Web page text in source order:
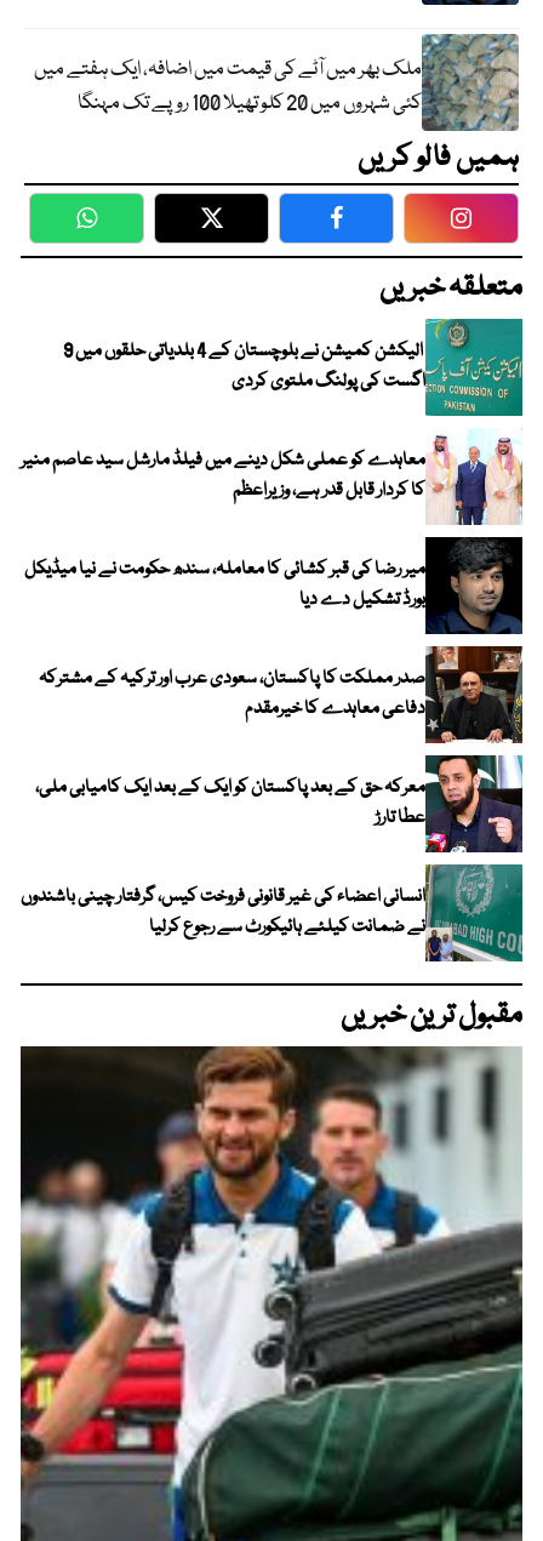
ملک بھر میں آٹے کی قیمت میں اضافہ، ایک ہفتے میں
کئی شہروں میں 20 کلو تھیلا 100 روپے تک مہنگا
ہمیں فالو کریں
WhatsApp Twitter Facebook
متعلقہ خبریں
الیکشن کمیشن نے بلوچستان کے 4 بلدیاتی حلقوں میں 9
اگست کی پولنگ ملتوی کردی
معاہدے کو عملی شکل دینے میں فیلڈ مارشل سید عاصم منیر
کا کردار قابل قدر ہے، وزیراعظم
میر رضا کی قبر کشائی کا معاملہ، سندھ حکومت نے نیا میڈیکل
بورڈ تشکیل دے دیا
صدر مملکت کا پاکستان، سعودی عرب اور ترکیہ کے مشترکہ
دفاعی معاہدے کا خیرمقدم
معرکہ حق کے بعد پاکستان کو ایک کے بعد ایک کامیابی ملی،
عطا تارڑ
انسانی اعضاء کی غیر قانونی فروخت کیس، گرفتار چینی باشندوں
نے ضمانت کیلئے ہائیکورٹ سے رجوع کرلیا
مقبول ترین خبریں